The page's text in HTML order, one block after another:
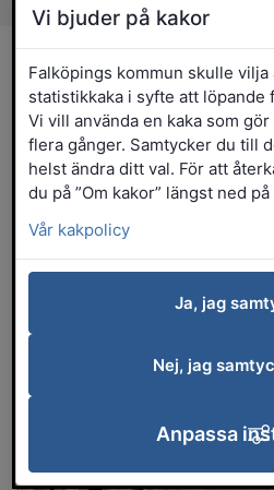
5 maj 2026 klockan 09:11
Företag kan inte
Slamsugning från
PR Slamsugning AB har
med Falköpings
Vi bjuder på kakor
Falköpings kommun skulle vilja
statistikkaka i syfte att löpande
Vi vill använda en kaka som
flera gånger. Samtycker du till
helst ändra ditt val. För att
du på ”Om kakor” längst ned
Vår kakpolicy
Ja, jag
Nej, jag
Anpassa